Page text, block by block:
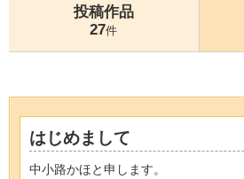
投稿作品
27件
はじめまして
中小路かほと申します。